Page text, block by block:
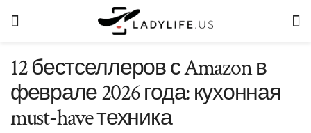
12 бестселлеров с Amazon в
феврале 2026 года: кухонная
must-have техника